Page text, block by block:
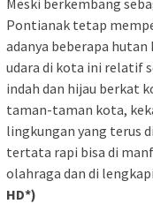
Meski berkembang
Pontianak tetap
adanya beberapa
udara di kota ini relatif
indah dan hijau berkat
taman-taman kota,
lingkungan yang terus
tertata rapi bisa di
olahraga dan di
HD*)